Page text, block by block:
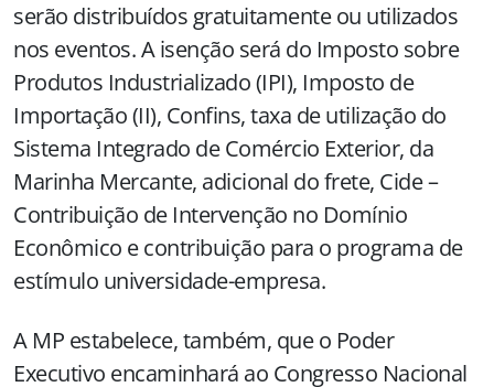
serão distribuídos gratuitamente ou utilizados
nos eventos. A isenção será do Imposto sobre
Produtos Industrializado (IPI), Imposto de
Importação (II), Confins, taxa de utilização do
Sistema Integrado de Comércio Exterior, da
Marinha Mercante, adicional do frete, Cide –
Contribuição de Intervenção no Domínio
Econômico e contribuição para o programa de
estímulo universidade-empresa.
A MP estabelece, também, que o Poder
Executivo encaminhará ao Congresso Nacional